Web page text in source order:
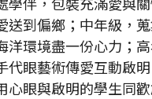
送到偏鄉；中年級，
洋環境盡一份心力；
代眼藝術傳愛互動啟
心眼與啟明的學生同歡